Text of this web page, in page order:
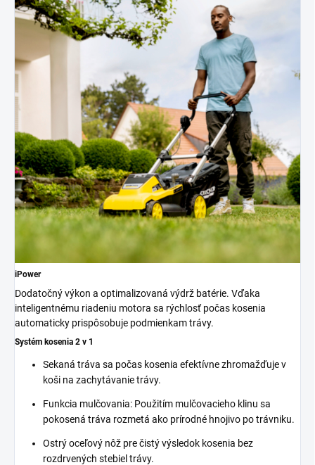
iPower
Dodatočný výkon a optimalizovaná výdrž batérie. Vďaka
inteligentnému riadeniu motora sa rýchlosť počas kosenia
automaticky prispôsobuje podmienkam trávy.
Systém kosenia 2 v 1
Sekaná tráva sa počas kosenia efektívne zhromažďuje v
koši na zachytávanie trávy.
Funkcia mulčovania: Použitím mulčovacieho klinu sa
pokosená tráva rozmetá ako prírodné hnojivo po trávniku.
Ostrý oceľový nôž pre čistý výsledok kosenia bez
rozdrvených stebiel trávy.